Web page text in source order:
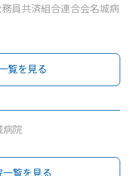
員共済組合連合会名城病
覧を見る
院
覧を見る